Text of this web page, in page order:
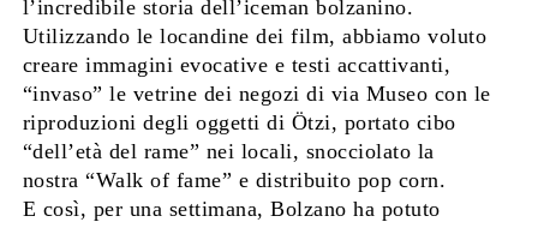
l’incredibile storia dell’iceman bolzanino.
Utilizzando le locandine dei film, abbiamo voluto
creare immagini evocative e testi accattivanti,
“invaso” le vetrine dei negozi di via Museo con le
riproduzioni degli oggetti di Ötzi, portato cibo
“dell’età del rame” nei locali, snocciolato la
nostra “Walk of fame” e distribuito pop corn.
E così, per una settimana, Bolzano ha potuto